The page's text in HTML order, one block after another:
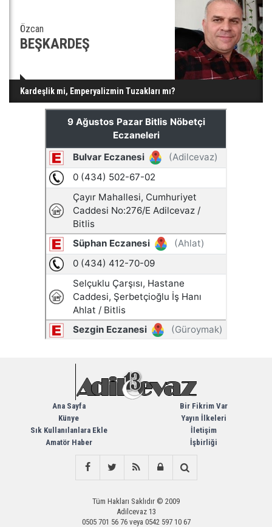
Özcan
BEŞKARDEŞ
Kardeşlik mi, Emperyalizmin Tuzakları mı?
Ana Sayfa
Künye
Sık Kullanılanlara Ekle
Amatör Haber
Bir Fikrim Var
Yayın İlkeleri
İletişim
İşbirliği
Tüm Hakları Saklıdır © 2009
Adilcevaz 13
0505 701 56 76 veya 0542 597 10 67